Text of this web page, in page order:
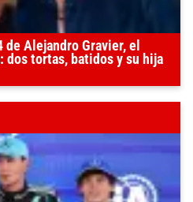
Alejandro Gravier, el
dos tortas, batidos y su hija